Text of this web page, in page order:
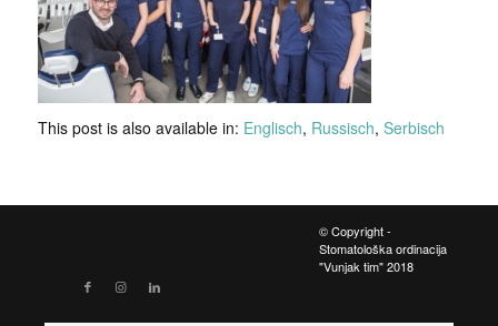
This post is also available in: Englisch Russisch Serbisch
© Copyright -
Stomatološka ordinacija
"Vunjak tim" 2018